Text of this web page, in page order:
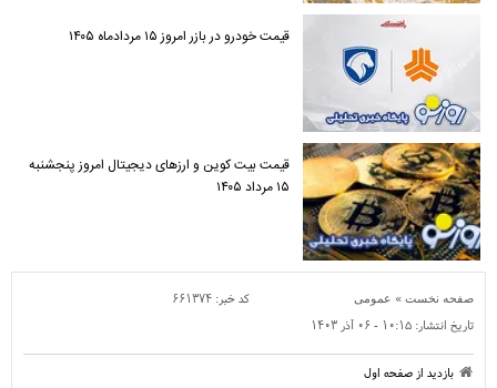
قیمت خودرو در بازر امروز ۱۵ مردادماه ۱۴۰۵
قیمت بیت کوین و ارز‌های دیجیتال امروز پنجشنبه
۱۵ مرداد ۱۴۰۵
صفحه نخست » عمومی کد خبر: ۶۶۱۳۷۴
تاریخ انتشار: ۱۰:۱۵ - ۰۶ آذر ۱۴۰۳
بازدید از صفحه اول